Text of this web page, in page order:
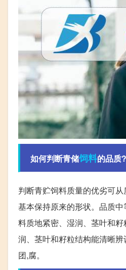
如何判断青储饲料的品质?
判断青贮饲料质量的优劣可
基本保持原来的形状。品质
料质地紧密、湿润、茎叶和
润、茎叶和籽粒结构能清晰
团,腐。